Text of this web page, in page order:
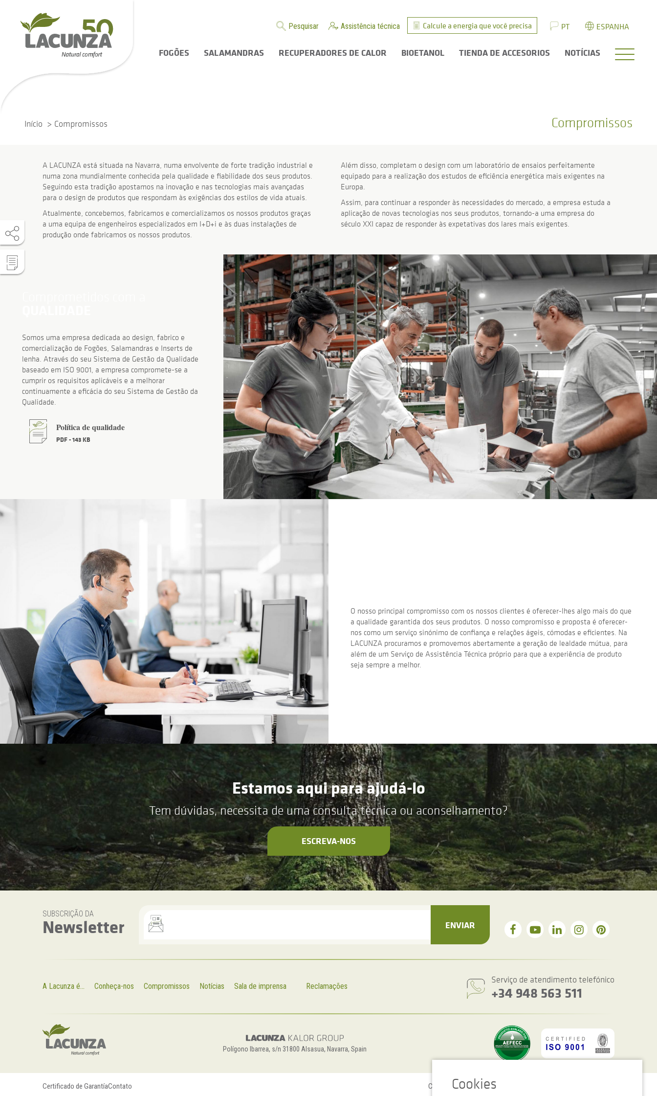
Pesquisar Assistência técnica Calcule a energia que você precisa PT ESPANHA
FOGÕES SALAMANDRAS RECUPERADORES DE CALOR BIOETANOL TIENDA DE ACCESORIOS NOTÍCIAS
Início Compromissos Compromissos
A LACUNZA está situada na Navarra, numa envolvente de forte tradição industrial e
numa zona mundialmente conhecida pela qualidade e fiabilidade dos seus produtos.
Seguindo esta tradição apostamos na inovação e nas tecnologias mais avançadas
para o design de produtos que respondam às exigências dos estilos de vida atuais.
Atualmente, concebemos, fabricamos e comercializamos os nossos produtos graças
a uma equipa de engenheiros especializados em I+D+i e às duas instalações de
produção onde fabricamos os nossos produtos.
Além disso, completam o design com um laboratório de ensaios perfeitamente
equipado para a realização dos estudos de eficiência energética mais exigentes na
Europa.
Assim, para continuar a responder às necessidades do mercado, a empresa estuda a
aplicação de novas tecnologias nos seus produtos, tornando-a uma empresa do
século XXI capaz de responder às expetativas dos lares mais exigentes.
Somos uma empresa dedicada ao design, fabrico e
comercialização de Fogões, Salamandras e Inserts de
lenha. Através do seu Sistema de Gestão da Qualidade
baseado em ISO 9001, a empresa compromete-se a
cumprir os requisitos aplicáveis e a melhorar
continuamente a eficácia do seu Sistema de Gestão da
Qualidade.
Política de qualidade
PDF - 143 KB
O nosso principal compromisso com os nossos clientes é oferecer-lhes algo mais do que
a qualidade garantida dos seus produtos. O nosso compromisso e proposta é oferecer-
nos como um serviço sinónimo de confiança e relações ágeis, cómodas e eficientes. Na
LACUNZA procuramos e promovemos abertamente a geração de lealdade mútua, para
além de um Serviço de Assistência Técnica próprio para que a experiência de produto
seja sempre a melhor.
Estamos aqui para ajudá-lo
Tem dúvidas, necessita de uma consulta técnica ou aconselhamento?
ESCREVA-NOS
SUBSCRIÇÃO DA
Newsletter ENVIAR
A Lacunza é... Conheça-nos Compromissos Notícias Sala de imprensa Reclamações
Serviço de atendimento telefónico
+34 948 563 511
Polígono Ibarrea, s/n 31800 Alsasua, Navarra, Spain
Certificado de GarantíaContato Configurações de cookies